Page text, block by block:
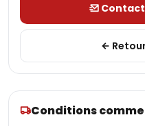
Conditions